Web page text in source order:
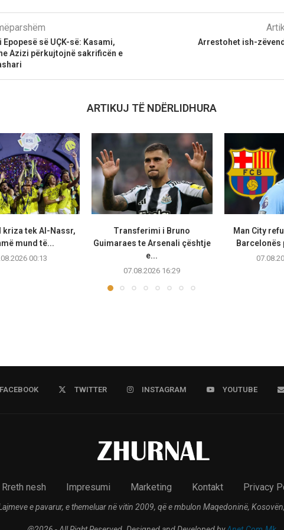
së UÇK-së: Kasami,
Azizi përkujtojnë sakrificën e
Arrestohet ish-
ARTIKUJ TË NDËRLIDHURA
kriza tek Al-Nassr,
mund të...
00:13
Transferimi i Bruno
Guimaraes te Arsenali çështje
e...
07.08.2026 16:29
Man City
Barcelonës
FACEBOOK TWITTER INSTAGRAM YOUTUBE
Rreth nesh Impresumi Marketing Kontakt Privacy
e pavarur, e themeluar në vitin 2009, që e mbulon Maqedoninë,